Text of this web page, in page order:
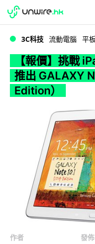
WWDC 2026
3C科技 流動電腦 平
【報價】挑戰
推出 GALAXY
Edition）
作者
發